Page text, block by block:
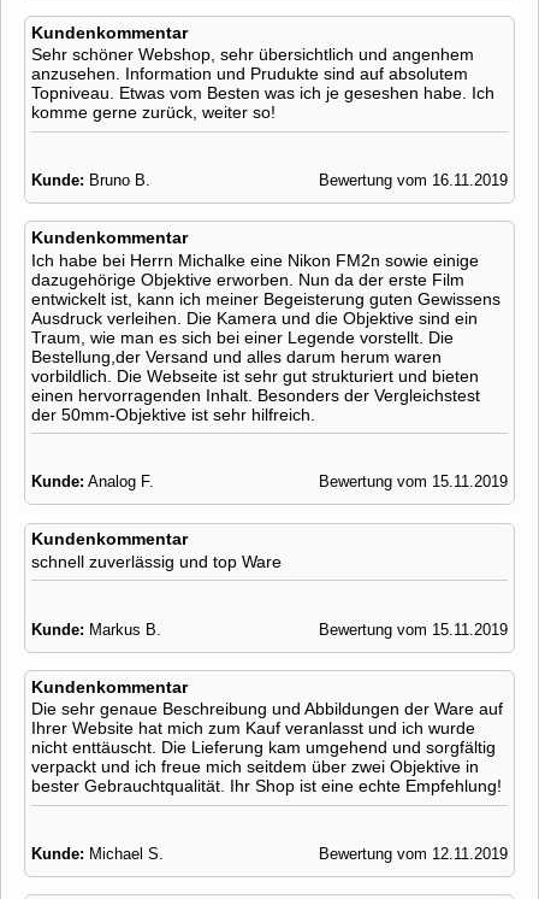
Kundenkommentar
Sehr schöner Webshop, sehr übersichtlich und angenhem
anzusehen. Information und Prudukte sind auf absolutem
Topniveau. Etwas vom Besten was ich je geseshen habe. Ich
komme gerne zurück, weiter so!
Kunde: Bruno B. Bewertung vom 16.11.2019
Kundenkommentar
Ich habe bei Herrn Michalke eine Nikon FM2n sowie einige
dazugehörige Objektive erworben. Nun da der erste Film
entwickelt ist, kann ich meiner Begeisterung guten Gewissens
Ausdruck verleihen. Die Kamera und die Objektive sind ein
Traum, wie man es sich bei einer Legende vorstellt. Die
Bestellung,der Versand und alles darum herum waren
vorbildlich. Die Webseite ist sehr gut strukturiert und bieten
einen hervorragenden Inhalt. Besonders der Vergleichstest
der 50mm-Objektive ist sehr hilfreich.
Kunde: Analog F. Bewertung vom 15.11.2019
Kundenkommentar
schnell zuverlässig und top Ware
Kunde: Markus B. Bewertung vom 15.11.2019
Kundenkommentar
Die sehr genaue Beschreibung und Abbildungen der Ware auf
Ihrer Website hat mich zum Kauf veranlasst und ich wurde
nicht enttäuscht. Die Lieferung kam umgehend und sorgfältig
verpackt und ich freue mich seitdem über zwei Objektive in
bester Gebrauchtqualität. Ihr Shop ist eine echte Empfehlung!
Kunde: Michael S. Bewertung vom 12.11.2019